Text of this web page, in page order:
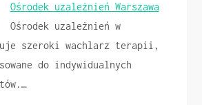
Ośrodek uzależnień Warszawa
Ośrodek uzależnień w
szeroki wachlarz terapii,
do indywidualnych